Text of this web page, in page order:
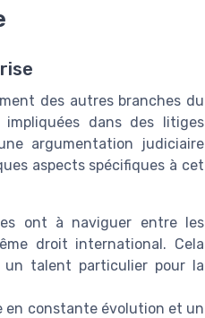
des autres branches du
dans des litiges
argumentation judiciaire
aspects spécifiques à cet
ont à naviguer entre les
droit international. Cela
un talent particulier pour la
en constante évolution et un